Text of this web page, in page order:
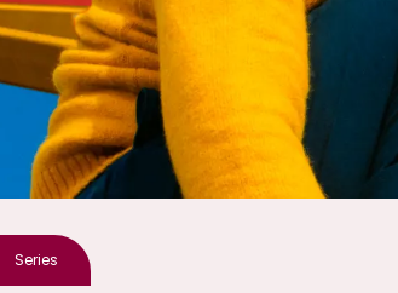
Series